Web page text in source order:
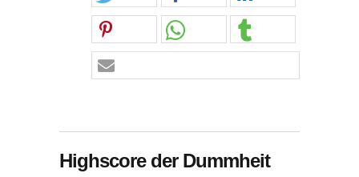
Highscore der Dummheit